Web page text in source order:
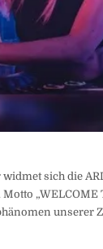
sich die
„WELCOME
unserer